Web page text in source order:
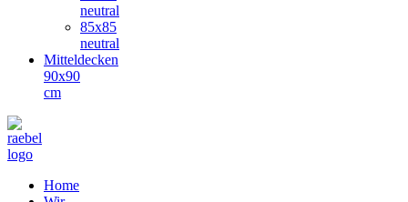
neutral
85x85
neutral
Mitteldecken
90x90
cm
Home